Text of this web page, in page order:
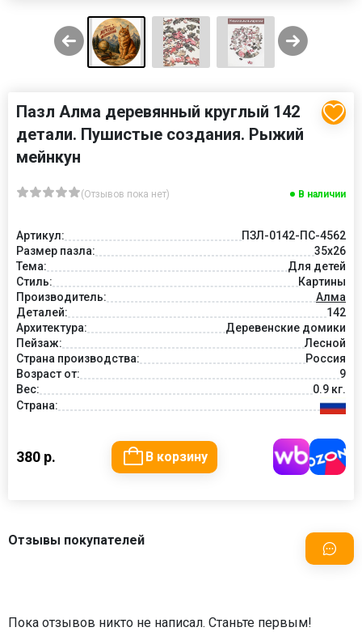
Пазл Алма деревянный круглый 142
детали. Пушистые создания. Рыжий
мейнкун
(Отзывов пока нет) В наличии
Артикул:
ПЗЛ-0142-ПС-4562
Размер пазла:
35х26
Тема:
Для детей
Стиль:
Картины
Производитель:
Алма
Деталей:
142
Архитектура:
Деревенские домики
Пейзаж:
Лесной
Страна производства:
Россия
Возраст от:
9
Вес:
0.9 кг.
Страна:
380 р. В корзину
Отзывы покупателей
Пока отзывов никто не написал. Станьте первым!